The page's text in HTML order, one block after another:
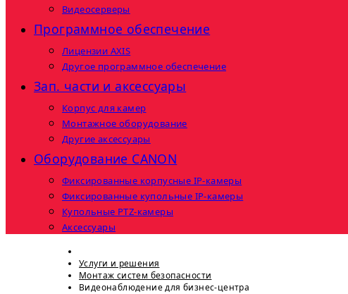
Видеосерверы
Программное обеспечение
Лицензии AXIS
Другое программное обеспечение
Зап. части и аксессуары
Корпус для камер
Монтажное оборудование
Другие аксессуары
Оборудование CANON
Фиксированные корпусные IP-камеры
Фиксированные купольные IP-камеры
Купольные PTZ-камеры
Аксессуары
Услуги и решения
Монтаж систем безопасности
Видеонаблюдение для бизнес-центра